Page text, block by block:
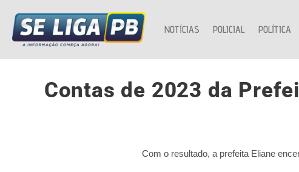
NOTÍCIAS POLICIAL POLÍTICA
Contas de 2023 da
Com o resultado, a prefeita Eliane